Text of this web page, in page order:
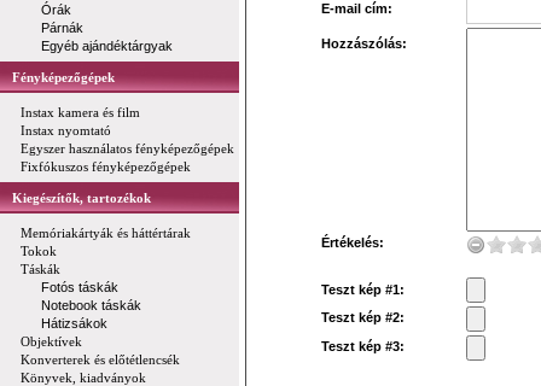
Órák
Párnák
Egyéb ajándéktárgyak
Fényképezőgépek
Instax kamera és film
Instax nyomtató
Egyszer használatos fényképezőgépek
Fixfókuszos fényképezőgépek
Kiegészítők, tartozékok
Memóriakártyák és háttértárak
Tokok
Táskák
Fotós táskák
Notebook táskák
Hátizsákok
Objektívek
Konverterek és előtétlencsék
Könyvek, kiadványok
E-mail cím:
Hozzászólás:
Értékelés:
Teszt kép #1:
Teszt kép #2:
Teszt kép #3: